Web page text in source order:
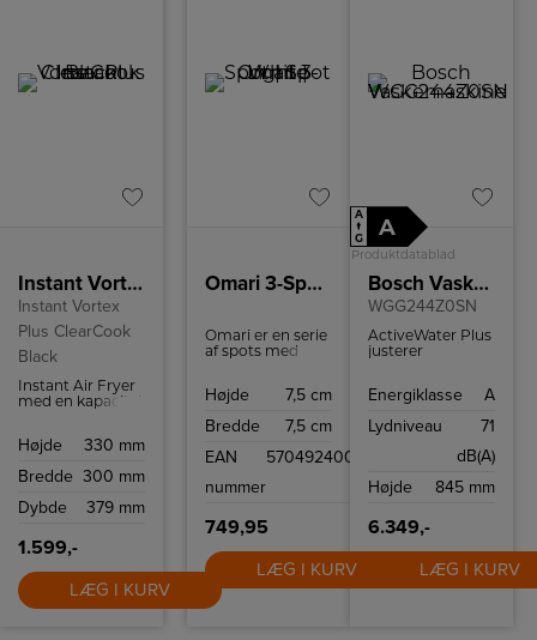
Instant Vortex Plus ClearCook Black
Instant Vortex
Plus ClearCook
Black
Instant Air Fryer
med en kapacitet
Højde
330 mm
Bredde 300 mm
Dybde
379 mm
1.599,-
LÆG I KURV
Omari 3-Spot | Spot Light | White
Omari er en serie
af spots med
nordiske linjer.
minimalistiske og
loftlys med tre
perfekt til de
indretninger.
Moodmaker™
(tretrinsdæmper)
på
vægkontakten
gør det nemt for
Højde
7,5 cm
Bredde
7,5 cm
EAN
nummer
5704924005350
749,95
LÆG I KURV
A
↑
G
A
Produktdatablad
Bosch Vaskemaskine
WGG244Z0SN
ActiveWater Plus
justerer
vand efter
vasketøj og
vasketøj.
Energiklasse
A
Lydniveau
71
dB(A)
Højde
845 mm
6.349,-
LÆG I KURV